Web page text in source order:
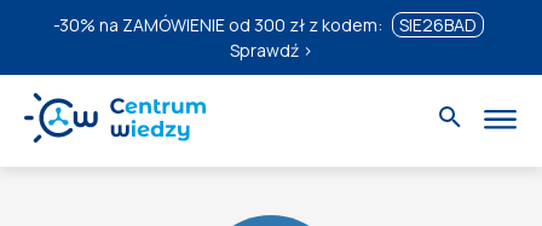
-30% na ZAMÓWIENIE od 300 zł z kodem:
SIE26BAD
Sprawdź ›